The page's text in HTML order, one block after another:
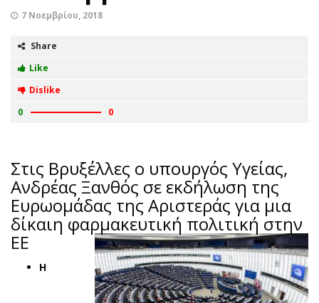
7 Νοεμβρίου, 2018
Share
Like
Dislike
0
0
Στις Βρυξέλλες o υπουργός Υγείας,
Ανδρέας Ξανθός σε εκδήλωση της
Ευρωομάδας της Αριστεράς για μια
δίκαιη φαρμακευτική πολιτική στην
ΕΕ
Η